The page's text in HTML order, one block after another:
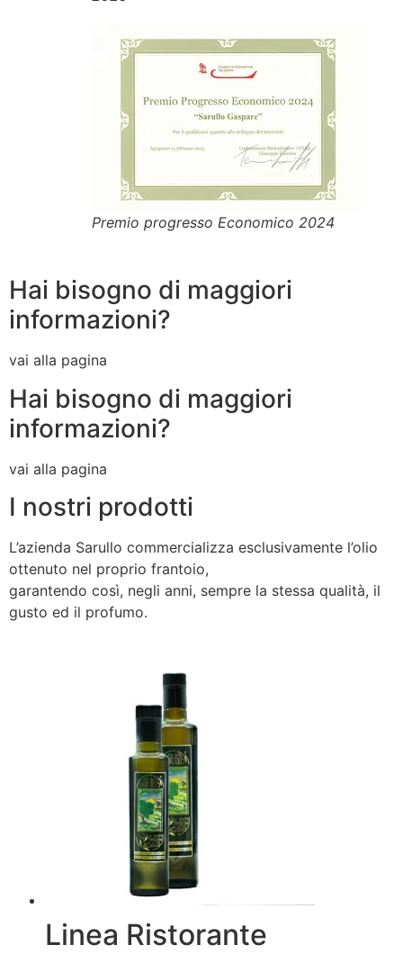
Premio progresso Economico 2024
Hai bisogno di maggiori
informazioni?
vai alla pagina
Hai bisogno di maggiori
informazioni?
vai alla pagina
I nostri prodotti
L’azienda Sarullo commercializza esclusivamente l’olio
ottenuto nel proprio frantoio,
garantendo così, negli anni, sempre la stessa qualità, il
gusto ed il profumo.
Linea Ristorante